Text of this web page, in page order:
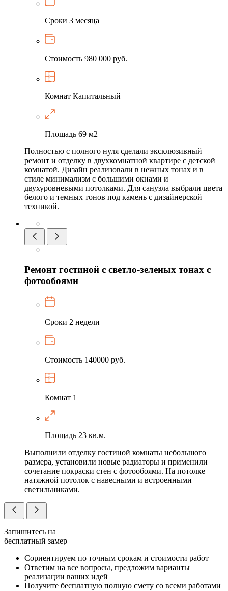
Сроки 3 месяца
Стоимость 980 000 руб.
Комнат Капитальный
Площадь 69 м2
Полностью с полного нуля сделали эксклюзивный
ремонт и отделку в двухкомнатной квартире с детской
комнатой. Дизайн реализовали в нежных тонах и в
стиле минимализм с большими окнами и
двухуровневыми потолками. Для санузла выбрали цвета
белого и темных тонов под камень с дизайнерской
техникой.
Ремонт гостиной с светло-зеленых тонах с
фотообоями
Сроки 2 недели
Стоимость 140000 руб.
Комнат 1
Площадь 23 кв.м.
Выполнили отделку гостиной комнаты небольшого
размера, установили новые радиаторы и применили
сочетание покраски стен с фотообоями. На потолке
натяжной потолок с навесными и встроенными
светильниками.
Запишитесь на
бесплатный замер
Сориентируем по точным срокам и стоимости работ
Ответим на все вопросы, предложим варианты
реализации ваших идей
Получите бесплатную полную смету со всеми работами